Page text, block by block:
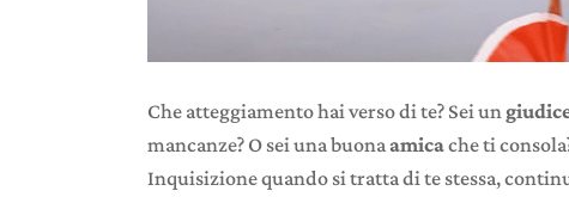
Che atteggiamento hai verso di te? Sei un
mancanze? O sei una buonaamicache ti
Inquisizione quando si tratta di te stessa,